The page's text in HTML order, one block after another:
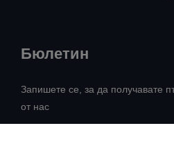
Бюлетин
Запишете се, за да получавате
от нас